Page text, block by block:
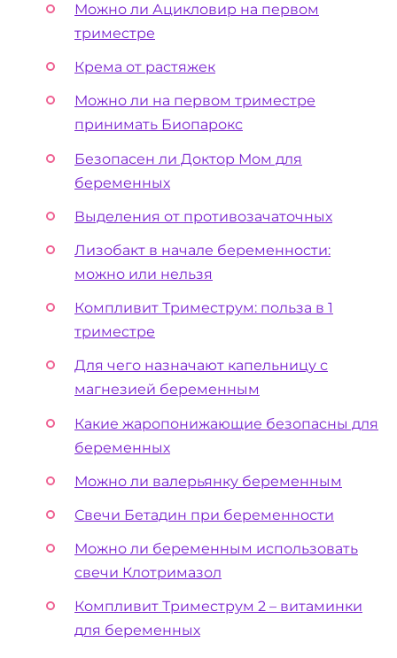
Можно ли Ацикловир на первом
триместре
Крема от растяжек
Можно ли на первом триместре
принимать Биопарокс
Безопасен ли Доктор Мом для
беременных
Выделения от противозачаточных
Лизобакт в начале беременности:
можно или нельзя
Компливит Триместрум: польза в 1
триместре
Для чего назначают капельницу с
магнезией беременным
Какие жаропонижающие безопасны для
беременных
Можно ли валерьянку беременным
Свечи Бетадин при беременности
Можно ли беременным использовать
свечи Клотримазол
Компливит Триместрум 2 – витаминки
для беременных